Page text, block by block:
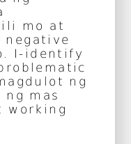
mo at
negative
I-identify
ng
mas
working